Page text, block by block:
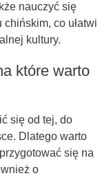
nauczyć się
co ułatwi
kultury.
które warto
się od tej, do
Dlatego warto
się na
o